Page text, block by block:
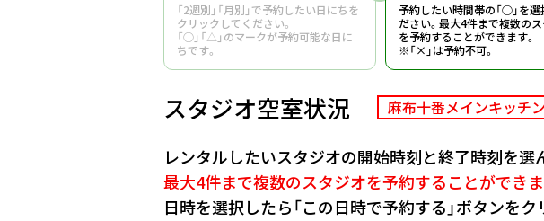
「2週別」「月別」で予約したい日にちを
クリックしてください。
「○」「△」のマークが予約可能な日に
ちです。
予約したい時間帯の「○」を選
ださい。 最大4件まで複数の
を予約することができます。
※「×」は予約不可。
スタジオ空室状況 麻布十番メインキッチ
レンタルしたいスタジオの開始時刻と終了時刻を
最大4件まで複数のスタジオを予約することができま
日時を選択したら「この日時で予約する」ボタンを